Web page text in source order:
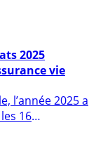
vie
16